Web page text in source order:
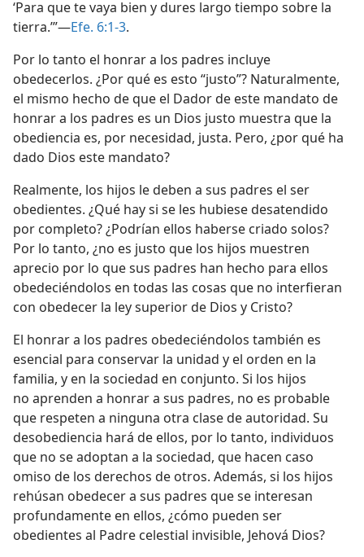
Cristianos 2018
‘Para que te vaya bien y dures largo tiempo sobre la
tierra.’”—Efe. 6:1-3.
Por lo tanto el honrar a los padres incluye
obedecerlos. ¿Por qué es esto “justo”? Naturalmente,
el mismo hecho de que el Dador de este mandato de
honrar a los padres es un Dios justo muestra que la
obediencia es, por necesidad, justa. Pero, ¿por qué ha
dado Dios este mandato?
Realmente, los hijos le deben a sus padres el ser
obedientes. ¿Qué hay si se les hubiese desatendido
por completo? ¿Podrían ellos haberse criado solos?
Por lo tanto, ¿no es justo que los hijos muestren
aprecio por lo que sus padres han hecho para ellos
obedeciéndolos en todas las cosas que no interfieran
con obedecer la ley superior de Dios y Cristo?
El honrar a los padres obedeciéndolos también es
esencial para conservar la unidad y el orden en la
familia, y en la sociedad en conjunto. Si los hijos
no aprenden a honrar a sus padres, no es probable
que respeten a ninguna otra clase de autoridad. Su
desobediencia hará de ellos, por lo tanto, individuos
que no se adoptan a la sociedad, que hacen caso
omiso de los derechos de otros. Además, si los hijos
rehúsan obedecer a sus padres que se interesan
profundamente en ellos, ¿cómo pueden ser
obedientes al Padre celestial invisible, Jehová Dios?